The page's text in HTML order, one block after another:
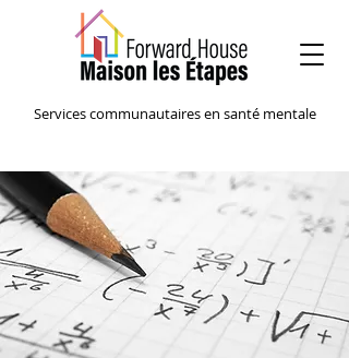
Services communautaires en santé mentale